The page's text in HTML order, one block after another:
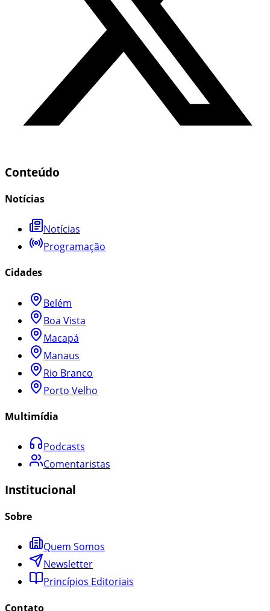
Conteúdo
Notícias
Notícias
Programação
Cidades
Belém
Boa Vista
Macapá
Manaus
Rio Branco
Porto Velho
Multimídia
Podcasts
Comentaristas
Institucional
Sobre
Quem Somos
Newsletter
Princípios Editoriais
Contato